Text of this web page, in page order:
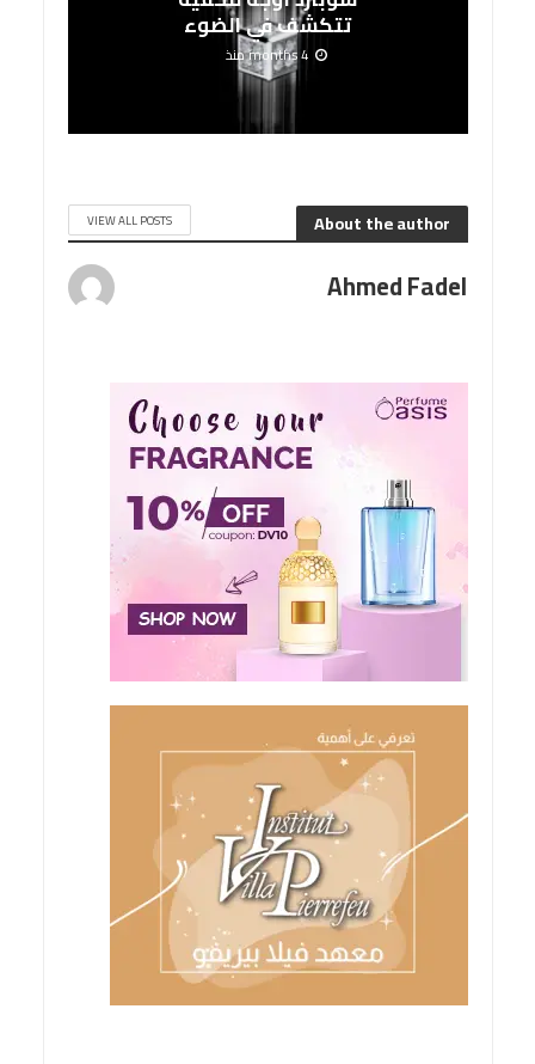
تتكشف في الضوء
4 months منذ
About the author
VIEW ALL POSTS
Ahmed Fadel